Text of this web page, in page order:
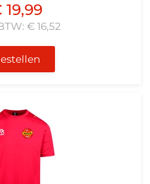
19,99
€ 16,52